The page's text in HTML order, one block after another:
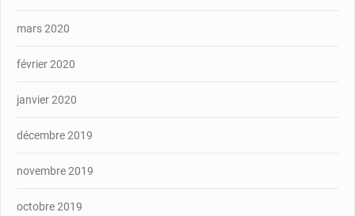
mars 2020
février 2020
janvier 2020
décembre 2019
novembre 2019
octobre 2019